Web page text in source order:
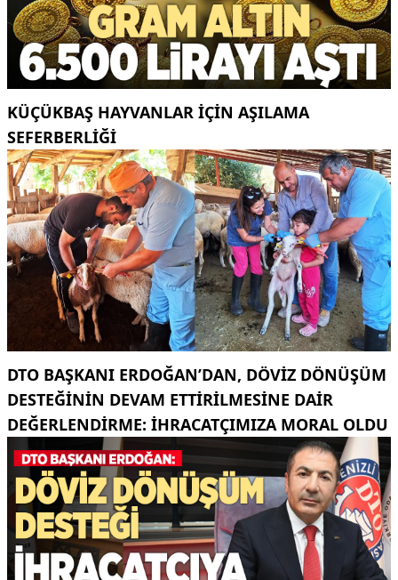
KÜÇÜKBAŞ HAYVANLAR İÇİN AŞILAMA
SEFERBERLİĞİ
DTO BAŞKANI ERDOĞAN’DAN, DÖVIZ DÖNÜŞÜM
DESTEĞININ DEVAM ETTIRILMESINE DAIR
DEĞERLENDIRME: İHRACATÇIMIZA MORAL OLDU